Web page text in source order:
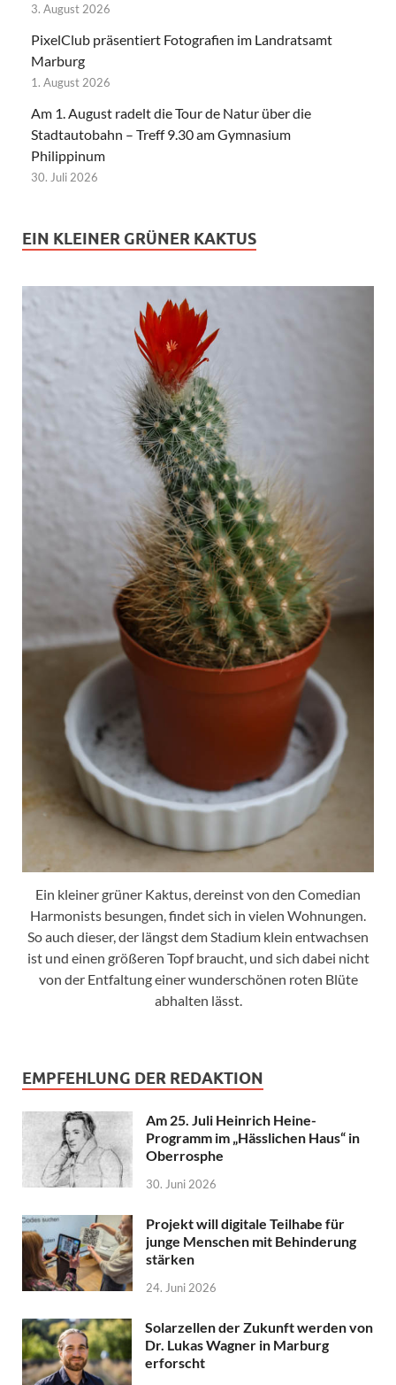
3. August 2026
PixelClub präsentiert Fotografien im Landratsamt
Marburg
1. August 2026
Am 1. August radelt die Tour de Natur über die
Stadtautobahn – Treff 9.30 am Gymnasium
Philippinum
30. Juli 2026
EIN KLEINER GRÜNER KAKTUS
Ein kleiner grüner Kaktus, dereinst von den Comedian
Harmonists besungen, findet sich in vielen Wohnungen.
So auch dieser, der längst dem Stadium klein entwachsen
ist und einen größeren Topf braucht, und sich dabei nicht
von der Entfaltung einer wunderschönen roten Blüte
abhalten lässt.
EMPFEHLUNG DER REDAKTION
Am 25. Juli Heinrich Heine-
Programm im „Hässlichen Haus“ in
Oberrosphe
30. Juni 2026
Projekt will digitale Teilhabe für
junge Menschen mit Behinderung
stärken
24. Juni 2026
Solarzellen der Zukunft werden von
Dr. Lukas Wagner in Marburg
erforscht